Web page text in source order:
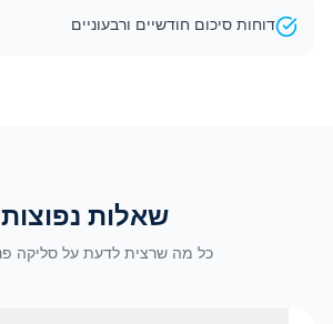
דוחות סיכום חודשיים ורבעוניים
שאלות נפוצות
כל מה שרצית לדעת על סליקה